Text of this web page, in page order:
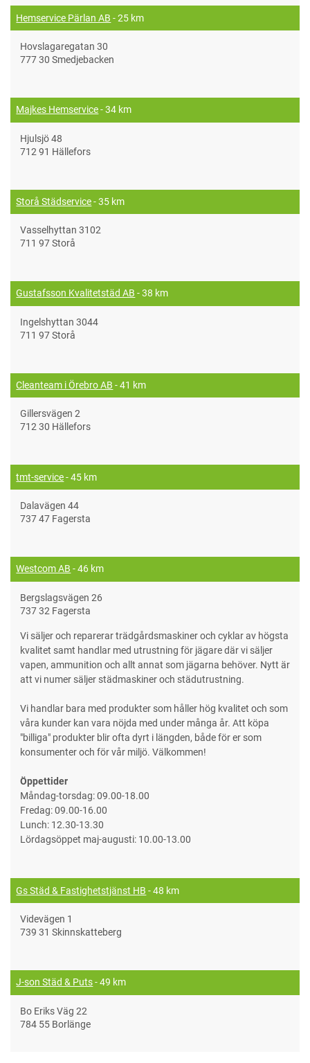
Hemservice Pärlan AB - 25 km
Hovslagaregatan 30
777 30 Smedjebacken
Majkes Hemservice- 34 km
Hjulsjö 48
712 91 Hällefors
Storå Städservice- 35 km
Vasselhyttan 3102
711 97 Storå
Gustafsson Kvalitetstäd AB - 38 km
Ingelshyttan 3044
711 97 Storå
Cleanteam i Örebro AB - 41 km
Gillersvägen 2
712 30 Hällefors
tmt-service- 45 km
Dalavägen 44
737 47 Fagersta
Westcom AB - 46 km
Bergslagsvägen 26
737 32 Fagersta
Vi säljer och reparerar trädgårdsmaskiner och cyklar av högsta
kvalitet samt handlar med utrustning för jägare där vi säljer
vapen, ammunition och allt annat som jägarna behöver. Nytt är
att vi numer säljer städmaskiner och städutrustning.
Vi handlar bara med produkter som håller hög kvalitet och som
våra kunder kan vara nöjda med under många år. Att köpa
"billiga" produkter blir ofta dyrt i längden, både för er som
konsumenter och för vår miljö. Välkommen!
Öppettider
Måndag-torsdag: 09.00-18.00
Fredag: 09.00-16.00
Lunch: 12.30-13.30
Lördagsöppet maj-augusti: 10.00-13.00
Gs Städ & Fastighetstjänst HB - 48 km
Videvägen 1
739 31 Skinnskatteberg
J-son Städ & Puts- 49 km
Bo Eriks Väg 22
784 55 Borlänge